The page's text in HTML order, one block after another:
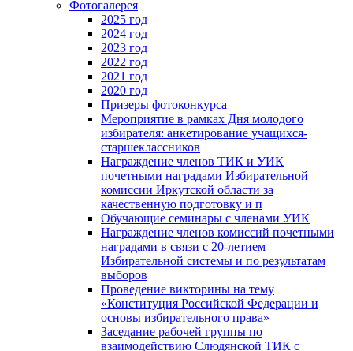
Фотогалерея
2025 год
2024 год
2023 год
2022 год
2021 год
2020 год
Призеры фотоконкурса
Мероприятие в рамках Дня молодого
избирателя: анкетирование учащихся-
старшеклассников
Награждение членов ТИК и УИК
почетными наградами Избирательной
комиссии Иркутской области за
качественную подготовку и п
Обучающие семинары с членами УИК
Награждение членов комиссий почетными
наградами в связи с 20-летием
Избирательной системы и по результатам
выборов
Проведение викторины на тему
«Конституция Российской Федерации и
основы избирательного права»
Заседание рабочей группы по
взаимодействию Слюдянской ТИК с